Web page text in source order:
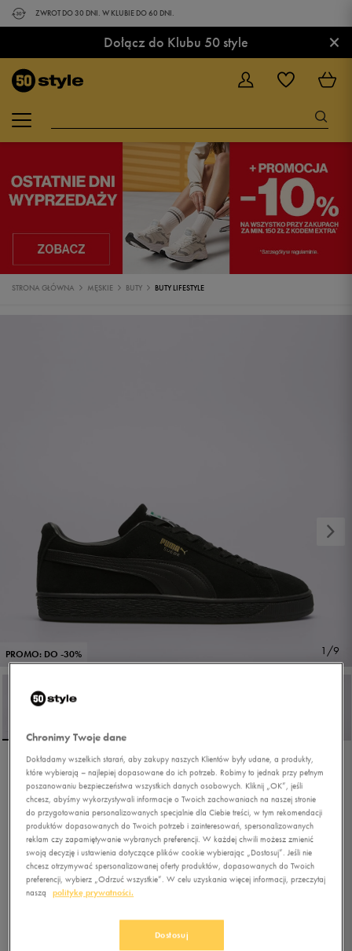
ZWROT DO 30 DNI. W KLUBIE DO 60 DNI.
Dołącz do Klubu 50 style ×
STRONA GŁÓWNA MĘSKIE BUTY BUTY LIFESTYLE
PROMO: DO -30% 1/9
PUMA SUEDE CLASSIC
5.0 (1)
249,99zł-20% (cena bezpośrednio przed promocją)
224,99zł -11%(najniższa cena z 30 dni przed obniżką)
199,99złz Vat
Chronimy Twoje dane
Dokładamy wszelkich starań, aby zakupy naszych Klientów były udane, a produkty,
które wybierają – najlepiej dopasowane do ich potrzeb. Robimy to jednak przy pełnym
poszanowaniu bezpieczeństwa wszystkich danych osobowych. Kliknij „OK”, jeśli
chcesz, abyśmy wykorzystywali informacje o Twoich zachowaniach na naszej stronie
do przygotowania personalizowanych specjalnie dla Ciebie treści, w tym rekomendacji
produktów dopasowanych do Twoich potrzeb i zainteresowań, spersonalizowanych
reklam czy zapamiętywanie wybranych preferencji. W każdej chwili możesz zmienić
swoją decyzję i ustawienia dotyczące plików cookie wybierając „Dostosuj”. Jeśli nie
chcesz otrzymywać spersonalizowanej oferty produktów, dopasowanych do Twoich
preferencji, wybierz „Odrzuć wszystkie”. W celu uzyskania więcej informacji, przeczytaj
naszą
politykę prywatności.
Dostosuj